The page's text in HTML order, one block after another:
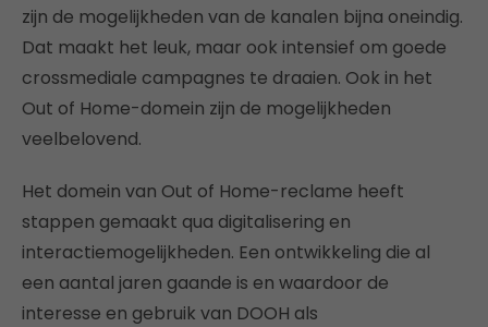
zijn de mogelijkheden van de kanalen bijna oneindig.
Dat maakt het leuk, maar ook intensief om goede
crossmediale campagnes te draaien. Ook in het
Out of Home-domein zijn de mogelijkheden
veelbelovend.
Het domein van Out of Home-reclame heeft
stappen gemaakt qua digitalisering en
interactiemogelijkheden. Een ontwikkeling die al
een aantal jaren gaande is en waardoor de
interesse en gebruik van DOOH als